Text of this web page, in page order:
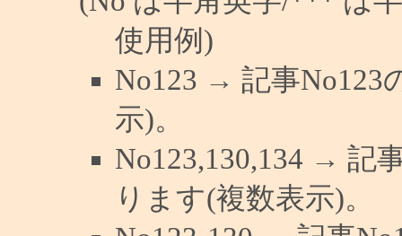
使用例)
No123 → 記事No123
示)。
No123,130,134 → 記
ります(複数表示)。